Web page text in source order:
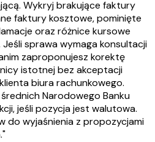
Wykryj brakujące faktury
faktury kosztowe, pominięte
oraz różnice kursowe
sprawa wymaga konsultacji
zaproponujesz korektę
istotnej bez akceptacji
biura rachunkowego.
Narodowego Banku
jeśli pozycja jest walutowa.
do wyjaśnienia z propozycjami